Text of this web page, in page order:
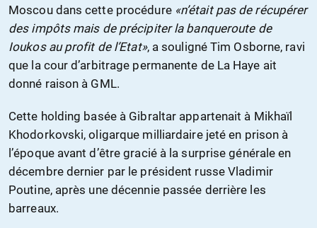
Moscou dans cette procédure «n’était pas de récupérer
des impôts mais de précipiter la banqueroute de
Ioukos au profit de l’Etat», a souligné Tim Osborne, ravi
que la cour d’arbitrage permanente de La Haye ait
donné raison à GML.
Cette holding basée à Gibraltar appartenait à Mikhaïl
Khodorkovski, oligarque milliardaire jeté en prison à
l’époque avant d’être gracié à la surprise générale en
décembre dernier par le président russe Vladimir
Poutine, après une décennie passée derrière les
barreaux.